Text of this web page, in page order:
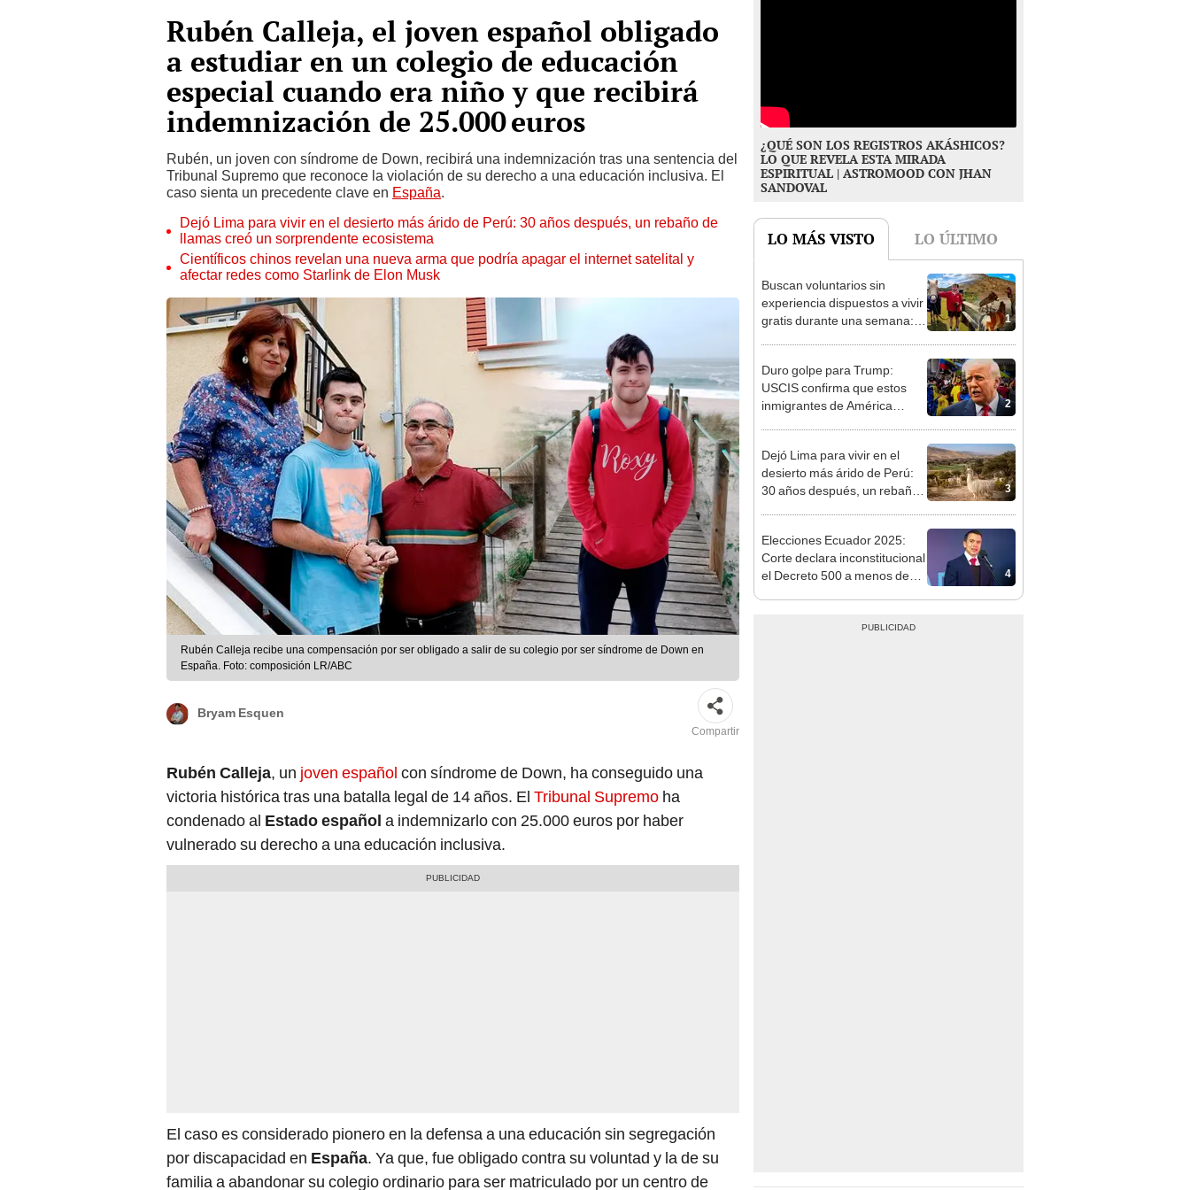
Rubén Calleja, el joven español obligado
a estudiar en un colegio de educación
especial cuando era niño y que recibirá
indemnización de 25.000 euros
Rubén, un joven con síndrome de Down, recibirá una indemnización tras una sentencia del
Tribunal Supremo que reconoce la violación de su derecho a una educación inclusiva. El
caso sienta un precedente clave en España
Dejó Lima para vivir en el desierto más árido de Perú: 30 años después, un rebaño de
llamas creó un sorprendente ecosistema
Científicos chinos revelan una nueva arma que podría apagar el internet satelital y
afectar redes como Starlink de Elon Musk
Rubén Calleja recibe una compensación por ser obligado a salir de su colegio por ser síndrome de Down en
España. Foto: composición LR/ABC
Bryam Esquen
Compartir
Rubén Calleja , un joven español con síndrome de Down, ha conseguido una
victoria histórica tras una batalla legal de 14 años. El Tribunal Supremo ha
condenado al Estado español a indemnizarlo con 25.000 euros por haber
vulnerado su derecho a una educación inclusiva.
El caso es considerado pionero en la defensa a una educación sin segregación
por discapacidad en España . Ya que, fue obligado contra su voluntad y la de su
familia a abandonar su colegio ordinario para ser matriculado por un centro de
¿QUÉ SON LOS REGISTROS AKÁSHICOS?
LO QUE REVELA ESTA MIRADA
ESPIRITUAL | ASTROMOOD CON JHAN
SANDOVAL
LO MÁS VISTO LO ÚLTIMO
1
Buscan voluntarios sin
experiencia dispuestos a vivir
gratis durante una semana:
un refugio por 2 horas
2
Duro golpe para Trump:
USCIS confirma que estos
inmigrantes de América
EEUU
3
Dejó Lima para vivir en el
desierto más árido de Perú:
30 años después, un rebaño
4
Elecciones Ecuador 2025:
Corte declara inconstitucional
el Decreto 500 a menos de